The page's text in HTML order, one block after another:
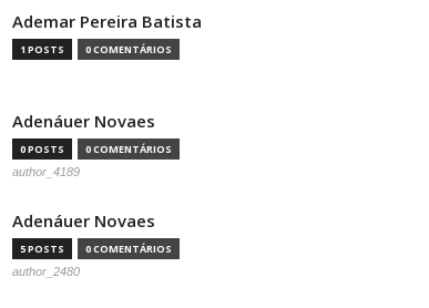
Ademar Pereira Batista
1 POSTS 0 COMENTÁRIOS
Adenáuer Novaes
0 POSTS 0 COMENTÁRIOS
author_4189
Adenáuer Novaes
5 POSTS 0 COMENTÁRIOS
author_2480